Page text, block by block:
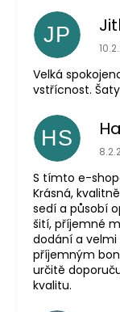
JP
Velká
vstřícnost.
HS
S tímto e-
Krásná,
sedí a působí
šití, příjemné
dodání a velmi
příjemným
určitě
kvalitu.